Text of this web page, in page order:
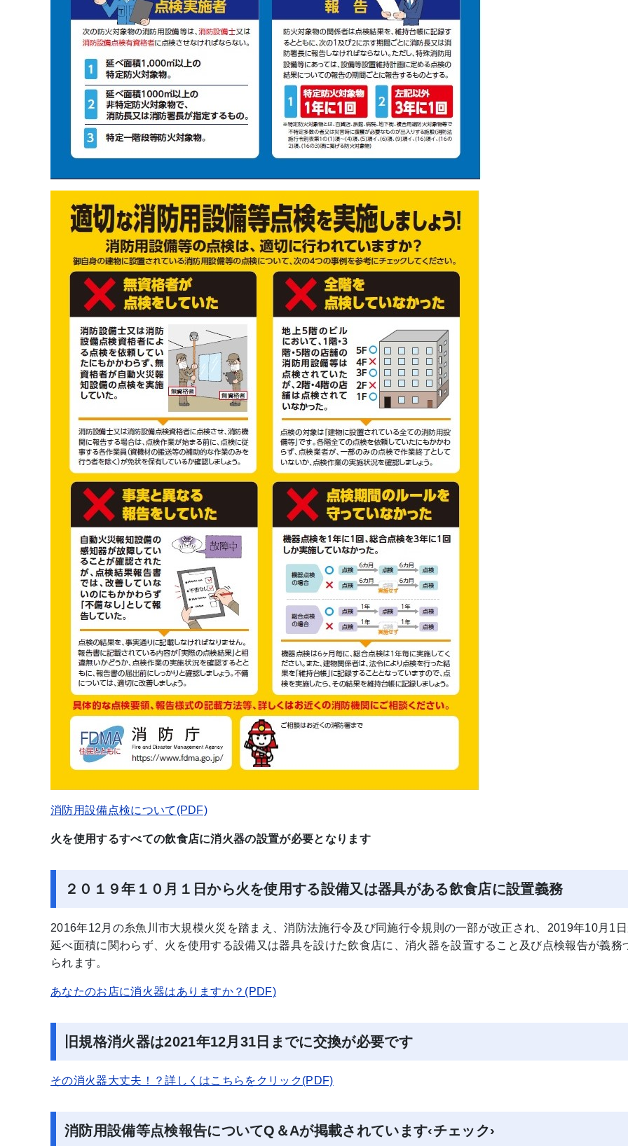
消防用設備点検について(PDF)
火を使用するすべての飲食店に消火器の設置が必要となります
２０１９年１０月１日から火を使用する設備又は器具がある飲食店に設置義務
2016年12月の糸魚川市大規模火災を踏まえ、消防法施行令及び同施行令規則の一部が改正され、2019年10月1
延べ面積に関わらず、火を使用する設備又は器具を設けた飲食店に、消火器を設置すること及び点検報告が義務
られます。
あなたのお店に消火器はありますか？(PDF)
旧規格消火器は2021年12月31日までに交換が必要です
その消火器大丈夫！？詳しくはこちらをクリック(PDF)
消防用設備等点検報告についてQ＆Aが掲載されています‹チェック›